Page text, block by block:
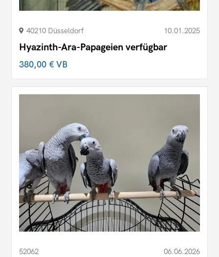
40210 Düsseldorf 10.01.2025
Hyazinth-Ara-Papageien verfügbar
380,00 €VB
52062 06.06.2026